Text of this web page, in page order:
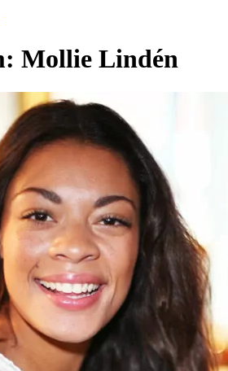
Mollie Lindén